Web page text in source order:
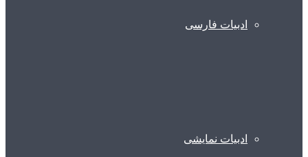
ادبیات فارسی
ادبیات نمایشی